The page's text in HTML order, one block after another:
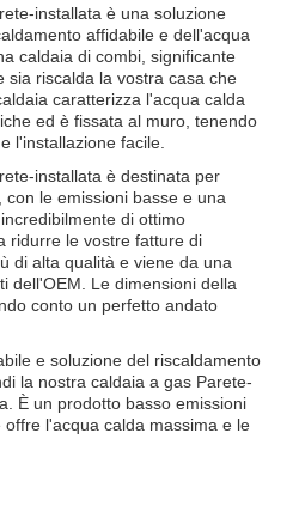
installata è una soluzione
affidabile e dell'acqua
caldaia di combi, significante
sia riscalda la vostra casa che
caratterizza l'acqua calda
ed è fissata al muro, tenendo
l'installazione facile.
installata è destinata per
le emissioni basse e una
di ottimo
ridurre le vostre fatture di
di alta qualità e viene da una
dell'OEM. Le dimensioni della
conto un perfetto andato
e soluzione del riscaldamento
la nostra caldaia a gas Parete-
È un prodotto basso emissioni
l'acqua calda massima e le